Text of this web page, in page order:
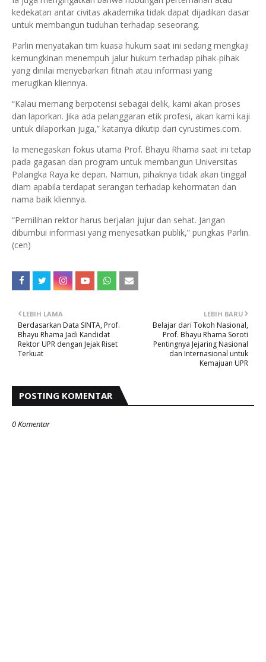
kedekatan antar civitas akademika tidak dapat dijadikan dasar
untuk membangun tuduhan terhadap seseorang.
Parlin menyatakan tim kuasa hukum saat ini sedang mengkaji
kemungkinan menempuh jalur hukum terhadap pihak-pihak
yang dinilai menyebarkan fitnah atau informasi yang
merugikan kliennya.
“Kalau memang berpotensi sebagai delik, kami akan proses
dan laporkan. Jika ada pelanggaran etik profesi, akan kami kaji
untuk dilaporkan juga,” katanya dikutip dari cyrustimes.com.
Ia menegaskan fokus utama Prof. Bhayu Rhama saat ini tetap
pada gagasan dan program untuk membangun Universitas
Palangka Raya ke depan. Namun, pihaknya tidak akan tinggal
diam apabila terdapat serangan terhadap kehormatan dan
nama baik kliennya.
“Pemilihan rektor harus berjalan jujur dan sehat. Jangan
dibumbui informasi yang menyesatkan publik,” pungkas Parlin.
(cen)
LEBIH BARU
Belajar dari Tokoh Nasional,
Prof. Bhayu Rhama Soroti
Pentingnya Jejaring Nasional
dan Internasional untuk
Kemajuan UPR
LEBIH LAMA
Berdasarkan Data SINTA, Prof.
Bhayu Rhama Jadi Kandidat
Rektor UPR dengan Jejak Riset
Terkuat
POSTING KOMENTAR
0 Komentar